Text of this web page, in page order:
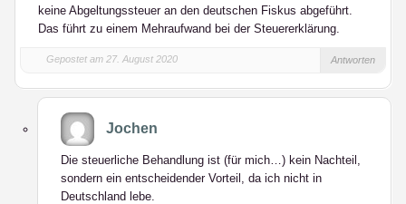
keine Abgeltungssteuer an den deutschen Fiskus abgeführt.
Das führt zu einem Mehraufwand bei der Steuererklärung.
Gepostet am 27. August 2020 Antworten
Jochen
Die steuerliche Behandlung ist (für mich…) kein Nachteil,
sondern ein entscheidender Vorteil, da ich nicht in
Deutschland lebe.